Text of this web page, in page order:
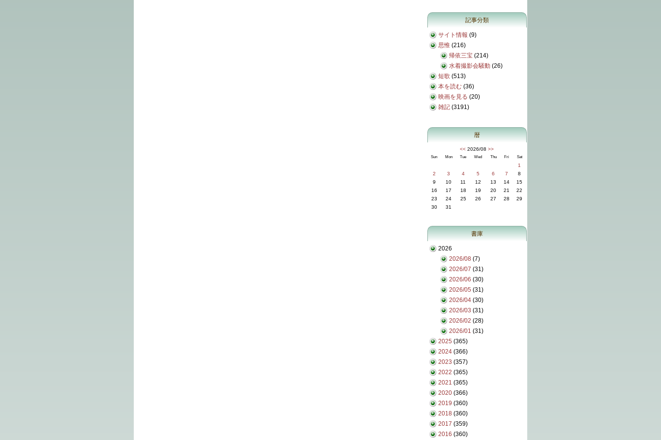
記事分類
サイト情報 (9)
思惟 (216)
帰依三宝 (214)
水着撮影会騒動 (26)
短歌 (513)
本を読む (36)
映画を見る (20)
雑記 (3191)
暦
<< 2026/08 >>
Sun Mon Tue Wed Thu Fri Sat
1
2
3 4 5 6 7
8
9
10 11 12 13 14
15
16
17 18 19 20 21
22
23
24 25 26 27 28
29
30
31
書庫
2026
2026/08 (7)
2026/07 (31)
2026/06 (30)
2026/05 (31)
2026/04 (30)
2026/03 (31)
2026/02 (28)
2026/01 (31)
2025 (365)
2024 (366)
2023 (357)
2022 (365)
2021 (365)
2020 (366)
2019 (360)
2018 (360)
2017 (359)
2016 (360)